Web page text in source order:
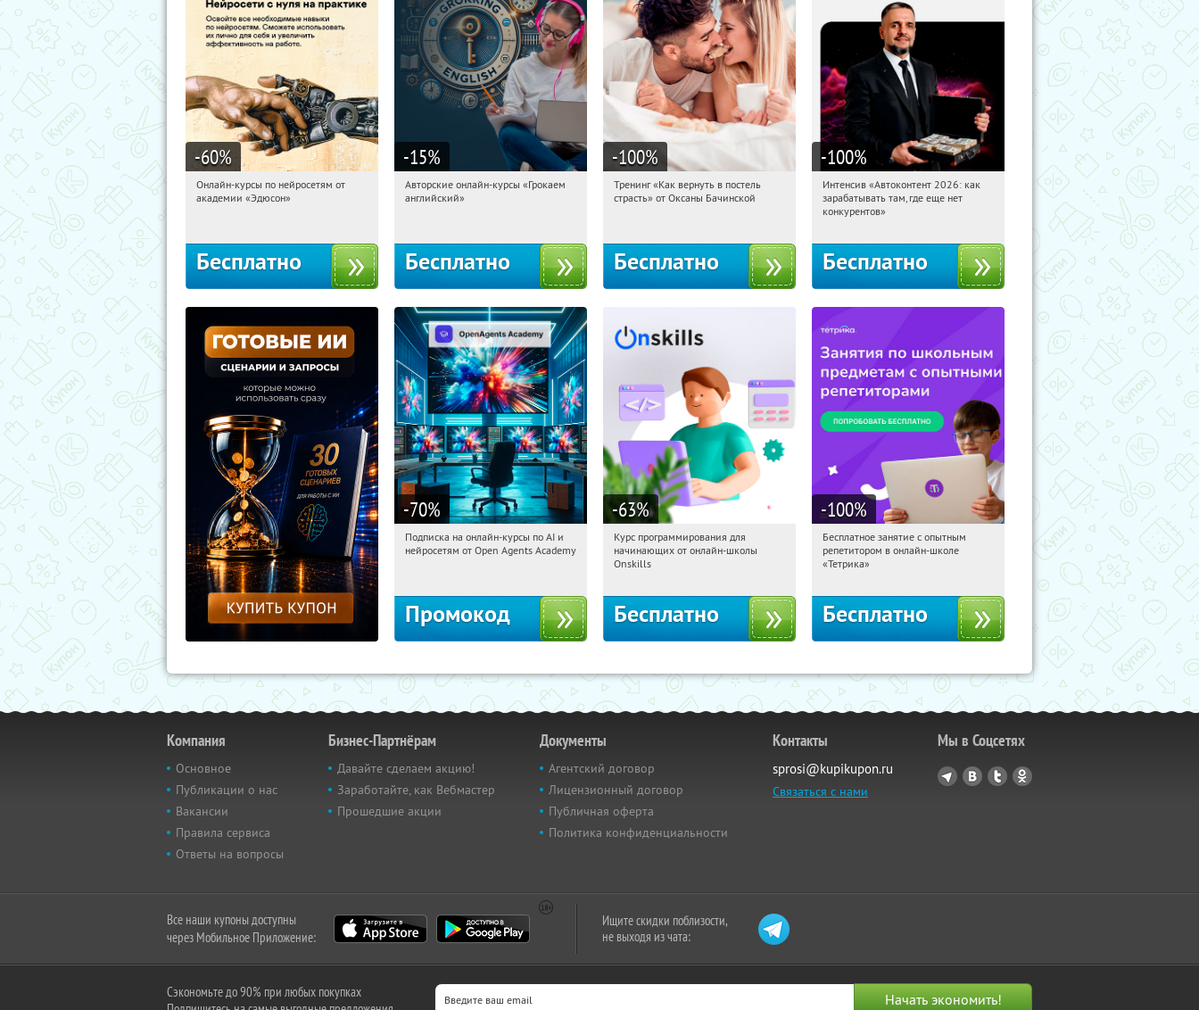
-60%
07:38:48 Получили:
Онлайн-курсы по нейросетям от
академии «Эдюсон»
Бесплатно
-15%
07:38:48 Получили:
Авторские онлайн-курсы «Грокаем
английский»
Бесплатно
-100%
07:38:48 Получили:
Тренинг «Как вернуть в постель
страсть» от Оксаны Бачинской
Бесплатно
-100%
07:38:48 Получили:
Россия
Интенсив «Автоконтент 2026: как
зарабатывать там, где еще нет
конкурентов»
Бесплатно
-70%
07:38:48 Получили:
Подписка на онлайн-курсы по AI и
нейросетям от Open Agents Academy
Промокод
-63%
07:38:48 Получили:
Россия
Курс программирования для
начинающих от онлайн-школы
Onskills
Бесплатно
-100%
07:38:48 Получили:
Москва, Россия
Бесплатное занятие с опытным
репетитором в онлайн-школе
«Тетрика»
Бесплатно
Компания
Основное
Публикации о нас
Вакансии
Правила сервиса
Ответы на вопросы
Бизнес-Партнёрам
Давайте сделаем акцию!
Заработайте, как Вебмастер
Прошедшие акции
Документы
Агентский договор
Лицензионный договор
Публичная оферта
Политика конфиденциальности
Контакты
sprosi@kupikupon.ru
Связаться с нами
Мы в Соцсетях
Все наши купоны доступны
через Мобильное Приложение:
Ищите скидки поблизости,
не выходя из чата:
Сэкономьте до 90% при любых покупках